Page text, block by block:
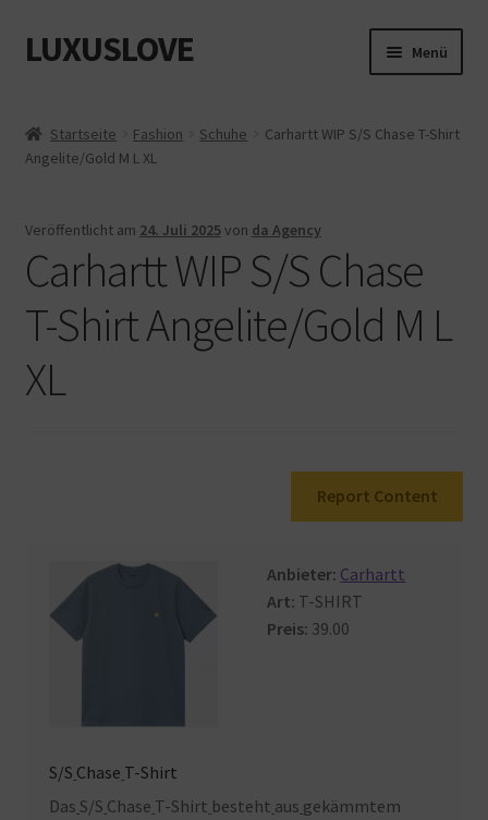
Zur
Navigation
Zum
Inhalt
LUXUSLOVE Menü
Cookie-Richtlinie (EU)
Datenschutz
Impressum
Kasse
Mein Konto
Startseite Fashion Schuhe
Carhartt WIP S/S Chase T-Shirt
Angelite/Gold M L XL
Veröffentlicht am 24. Juli 2025von da Agency
Carhartt WIP S/S Chase
T-Shirt Angelite/Gold M L
XL
Report Content
Anbieter: Carhartt
Art: T-SHIRT
Preis: 39.00
S/S Chase T-Shirt
Das S/S Chase T-Shirt besteht aus gekämmtem